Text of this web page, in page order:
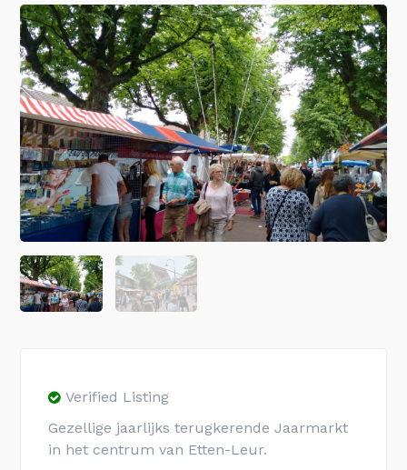
Verified Listing
Gezellige jaarlijks terugkerende Jaarmarkt
in het centrum van Etten-Leur.